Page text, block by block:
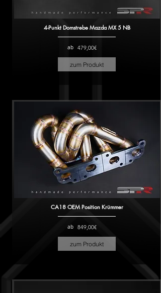
4-Punkt Domstrebe Mazda MX 5 NB
479,00€
ab
zum Produkt
CA18 OEM Position Krümmer
849,00€
ab
zum Produkt